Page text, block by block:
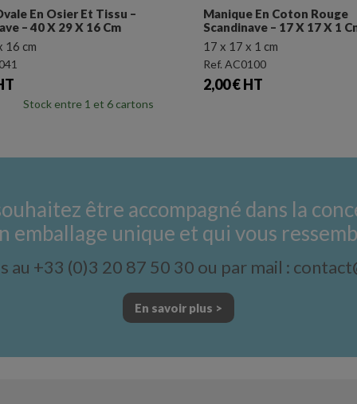
Rouge
X 17 X 1 Cm
En stock
Corbeille Rectangulaire En Osier
Et Tissu – Scandinave – 36 X 27 X
36 x 27 x 10 cm
Ref. OS0038
5,86 € HT
être accompagné dans la
emballage unique et qui vous
au +33 (0)3 20 87 50 30 ou par mail :
En savoir plus >